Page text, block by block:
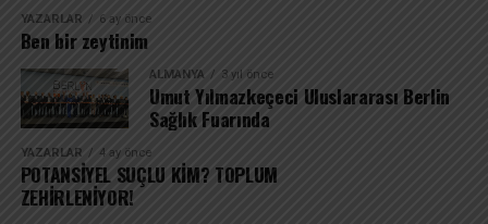
YAZARLAR 6 ay önce
Ben bir zeytinim
ALMANYA 3 yıl önce
Umut Yılmazkeçeci Uluslararası Berlin
Sağlık Fuarında
YAZARLAR 4 ay önce
POTANSİYEL SUÇLU KİM? TOPLUM
ZEHİRLENİYOR!